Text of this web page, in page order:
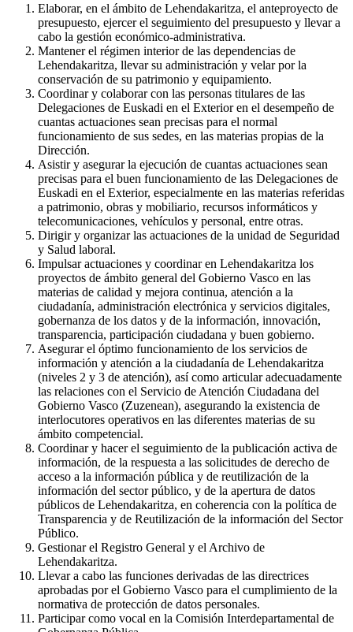
Elaborar, en el ámbito de Lehendakaritza, el anteproyecto de
presupuesto, ejercer el seguimiento del presupuesto y llevar a
cabo la gestión económico-administrativa.
Mantener el régimen interior de las dependencias de
Lehendakaritza, llevar su administración y velar por la
conservación de su patrimonio y equipamiento.
Coordinar y colaborar con las personas titulares de las
Delegaciones de Euskadi en el Exterior en el desempeño de
cuantas actuaciones sean precisas para el normal
funcionamiento de sus sedes, en las materias propias de la
Dirección.
Asistir y asegurar la ejecución de cuantas actuaciones sean
precisas para el buen funcionamiento de las Delegaciones de
Euskadi en el Exterior, especialmente en las materias referidas
a patrimonio, obras y mobiliario, recursos informáticos y
telecomunicaciones, vehículos y personal, entre otras.
Dirigir y organizar las actuaciones de la unidad de Seguridad
y Salud laboral.
Impulsar actuaciones y coordinar en Lehendakaritza los
proyectos de ámbito general del Gobierno Vasco en las
materias de calidad y mejora continua, atención a la
ciudadanía, administración electrónica y servicios digitales,
gobernanza de los datos y de la información, innovación,
transparencia, participación ciudadana y buen gobierno.
Asegurar el óptimo funcionamiento de los servicios de
información y atención a la ciudadanía de Lehendakaritza
(niveles 2 y 3 de atención), así como articular adecuadamente
las relaciones con el Servicio de Atención Ciudadana del
Gobierno Vasco (Zuzenean), asegurando la existencia de
interlocutores operativos en las diferentes materias de su
ámbito competencial.
Coordinar y hacer el seguimiento de la publicación activa de
información, de la respuesta a las solicitudes de derecho de
acceso a la información pública y de reutilización de la
información del sector público, y de la apertura de datos
públicos de Lehendakaritza, en coherencia con la política de
Transparencia y de Reutilización de la información del Sector
Público.
Gestionar el Registro General y el Archivo de
Lehendakaritza.
Llevar a cabo las funciones derivadas de las directrices
aprobadas por el Gobierno Vasco para el cumplimiento de la
normativa de protección de datos personales.
Participar como vocal en la Comisión Interdepartamental de